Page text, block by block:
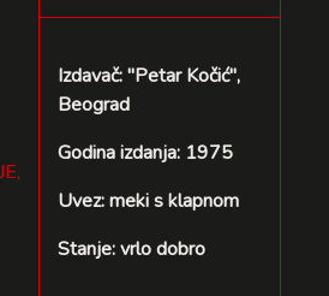
Izdavač: ''Petar Kočić'',
Beograd
Godina izdanja: 1975
Uvez: meki s klapnom
Stanje: vrlo dobro